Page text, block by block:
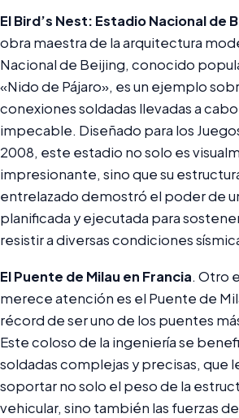
El Bird’s Nest: Estadio Nacional de
obra maestra de la arquitectura
Nacional de Beijing, conocido
«Nido de Pájaro», es un ejemplo
conexiones soldadas llevadas a
impecable. Diseñado para los
2008, este estadio no solo es
impresionante, sino que su
entrelazado demostró el poder de
planificada y ejecutada para
resistir a diversas condiciones
El Puente de Milau en Francia. Otro
merece atención es el Puente de
récord de ser uno de los puentes
Este coloso de la ingeniería se
soldadas complejas y precisas, que
soportar no solo el peso de la
vehicular, sino también las fuerzas